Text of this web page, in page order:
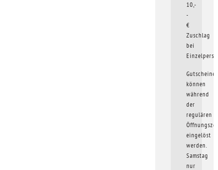
10,-
-
€
Zuschlag
bei
Gutscheine
können
während
der
regulären
eingelöst
werden.
Samstag
nur